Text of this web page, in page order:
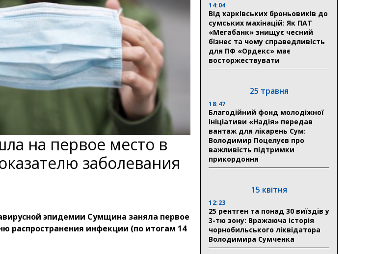
на первое место в
заболевания
эпидемии Сумщина заняла первое
распространения инфекции (по итогам 14
14:04
Від харківських броньовиків до
сумських махінацій: Як ПАТ
«Мегабанк» знищує чесний
бізнес та чому справедливість
для ПФ «Ордекс» має
восторжествувати
25 травня
18:47
Благодійний фонд молодіжної
ініціативи «Надія» передав
вантаж для лікарень Сум:
Володимир Поцелуєв про
важливість підтримки
прикордоння
15 квітня
12:23
25 рентген та понад 30 виїздів у
3-тю зону: Вражаюча історія
чорнобильського ліквідатора
Володимира Сумченка